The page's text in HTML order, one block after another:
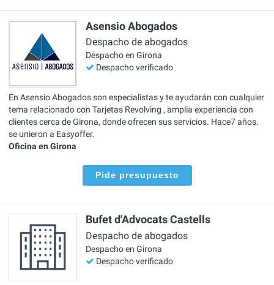
Asensio Abogados
Despacho de abogados
Despacho en Girona
Despacho verificado
En Asensio Abogados son especialistas y te ayudarán con cualquier
tema relacionado con Tarjetas Revolving , amplia experiencia con
clientes cerca de Girona, donde ofrecen sus servicios. Hace7 años.
se unieron a Easyoffer.
Oficina en Girona
Pide presupuesto
Bufet d'Advocats Castells
Despacho de abogados
Despacho en Girona
Despacho verificado